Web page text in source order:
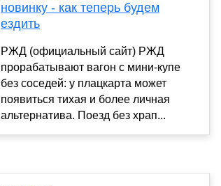
новинку - как теперь будем
ездить
РЖД (официальный сайт) РЖД
прорабатывают вагон с мини-купе
без соседей: у плацкарта может
появиться тихая и более личная
альтернатива. Поезд без храп...